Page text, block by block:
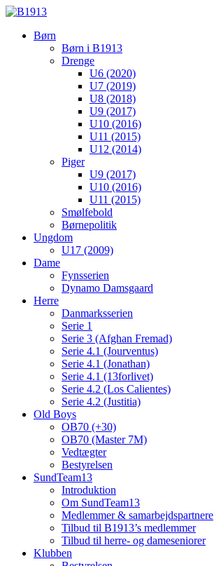
Børn
Børn i B1913
Drenge
U6 (2020)
U7 (2019)
U8 (2018)
U9 (2017)
U10 (2016)
U11 (2015)
U12 (2014)
Piger
U9 (2017)
U10 (2016)
U11 (2015)
Smølfebold
Børnepolitik
Ungdom
U17 (2009)
Dame
Fynsserien
Dynamo Damsgaard
Herre
Danmarksserien
Serie 1
Serie 3 (Afghan Fremad)
Serie 4.1 (Jourventus)
Serie 4.1 (Jonathan)
Serie 4.1 (13forlivet)
Serie 4.2 (Los Calientes)
Serie 4.2 (Justitia)
Old Boys
OB70 (+30)
OB70 (Master 7M)
Vedtægter
Bestyrelsen
SundTeam13
Introduktion
Om SundTeam13
Medlemmer & samarbejdspartnere
Tilbud til B1913’s medlemmer
Tilbud til herre- og dameseniorer
Klubben